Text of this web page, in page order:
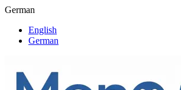
German
English
German